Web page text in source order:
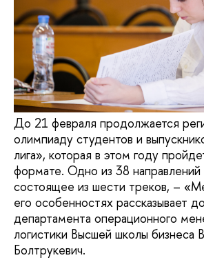
До 21 февраля продолжается
олимпиаду студентов и
лига», которая в этом году
формате. Одно из 38
состоящее из шести треков, –
его особенностях рассказывает
департамента операционного
логистики Высшей школы
Болтрукевич.